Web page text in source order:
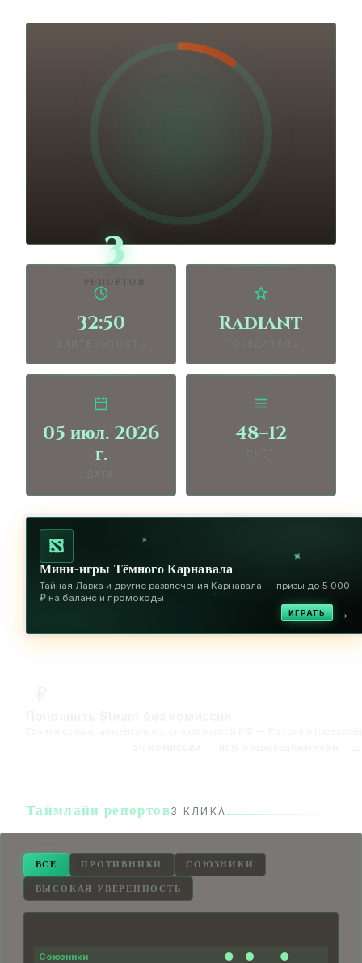
3
РЕПОРТОВ
32:50 Radiant
05 июл. 2026
г.
48–12
✦
✦
✦
Мини-игры Тёмного Карнавала
Тайная Лавка и другие развлечения Карнавала — призы до 5 000
₽ на баланс и промокоды
ИГРАТЬ →
Таймлайн репортов3 КЛИКА
ВСЕ ПРОТИВНИКИ
СОЮЗНИКИ
ВЫСОКАЯ УВЕРЕННОСТЬ